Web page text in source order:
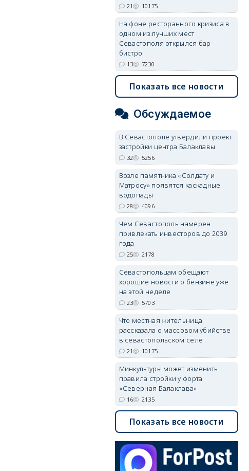
21 10175
На фоне ресторанного кризиса в
одном из лучших мест
Севастополя открылся бар-
бистро
13 7230
Показать все новости
Обсуждаемое
В Севастополе утвердили проект
застройки центра Балаклавы
32 5256
Возле памятника «Солдату и
Матросу» появятся каскадные
водопады
28 4096
Чем Севастополь намерен
привлекать инвесторов до 2039
года
25 2178
Севастопольцам обещают
хорошие новости о бензине уже
на этой неделе
23 5703
Что местная жительница
рассказала о массовом убийстве
в севастопольском селе
21 10175
Минкультуры может изменить
правила стройки у форта
«Северная Балаклава»
16 2135
Показать все новости